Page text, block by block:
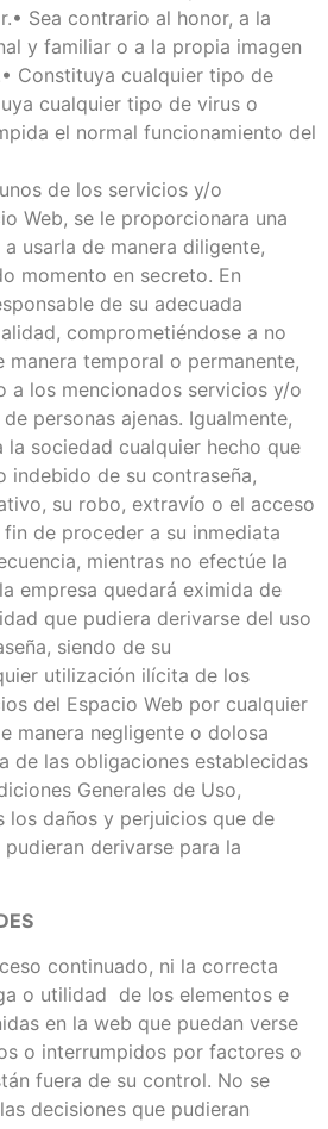
Sea contrario al honor, a la
y familiar o a la propia imagen
Constituya cualquier tipo de
cualquier tipo de virus o
el normal funcionamiento del
de los servicios y/o
Web, se le proporcionara una
usarla de manera diligente,
momento en secreto. En
de su adecuada
comprometiéndose a no
manera temporal o permanente,
a los mencionados servicios y/o
personas ajenas. Igualmente,
sociedad cualquier hecho que
indebido de su contraseña,
su robo, extravío o el acceso
de proceder a su inmediata
mientras no efectúe la
empresa quedará eximida de
que pudiera derivarse del uso
siendo de su
utilización ilícita de los
del Espacio Web por cualquier
manera negligente o dolosa
de las obligaciones establecidas
Generales de Uso,
los daños y perjuicios que de
derivarse para la
continuado, ni la correcta
o utilidad de los elementos e
en la web que puedan verse
o interrumpidos por factores o
fuera de su control. No se
decisiones que pudieran